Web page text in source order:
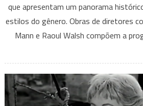
no
cine
que apresentam um panorama
estilos do gênero. Obras de diretores
Mann e Raoul Walsh compõem a